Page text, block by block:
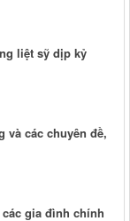
liệt sỹ dịp kỷ
và các chuyên đề,
gia đình chính